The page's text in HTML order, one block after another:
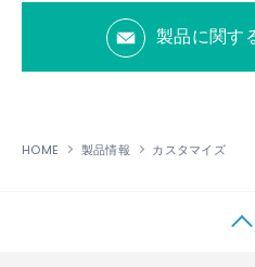
製品に関す
HOME 製品情報 カスタマイズ